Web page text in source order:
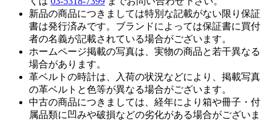
新品の商品につきましては特別な記載がない限り保証
書は発行済みです。ブランドによっては保証書に買付
者の名義が記載されている場合がございます。
ホームページ掲載の写真は、実物の商品と若干異なる
場合があります。
革ベルトの時計は、入荷の状況などにより、掲載写真
の革ベルトと色等が異なる場合がございます。
中古の商品につきましては、経年により箱や冊子・付
属品類に凹みや破損などの劣化がある場合がございま